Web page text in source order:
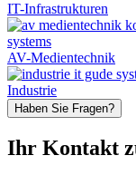
IT-Infrastrukturen
AV-Medientechnik
Industrie
Haben Sie Fragen?
Ihr Kontakt